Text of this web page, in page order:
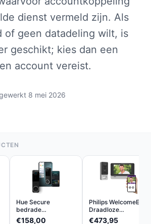
dienst vermeld zijn. Als
of geen datadeling wilt, is
geschikt; kies dan een
account vereist.
8 mei 2026
Hue Secure
bedrade
videodeurbel 2K-
€158,00
Philips WelcomeEye
Draadloze
Videodeur...
€473,95